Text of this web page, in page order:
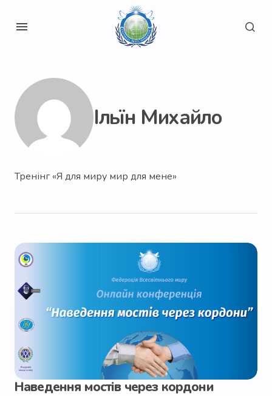
Ільїн Михайло
Тренінг «Я для миру мир для мене»
Наведення мостів через кордони